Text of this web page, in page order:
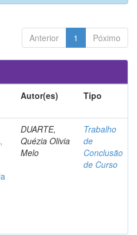
Anterior 1 Póximo
Autor(es) Tipo
DUARTE,
Quézia Olivia
Melo
Trabalho
de
Conclusão
de Curso